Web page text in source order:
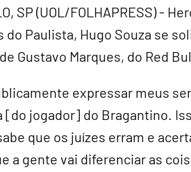
SP (UOL/FOLHAPRESS) -
Paulista, Hugo Souza se
Gustavo Marques, do Red
expressar meus
jogador] do Bragantino.
que os juízes erram e
a gente vai diferenciar as